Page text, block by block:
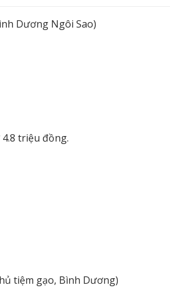
Dương Ngôi Sao)
triệu đồng.
tiệm gạo, Bình Dương)